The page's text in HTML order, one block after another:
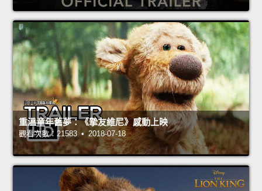
重溫童年舊夢：《摯友維尼》感動上映
觀看次數：21583 • 2018-07-18